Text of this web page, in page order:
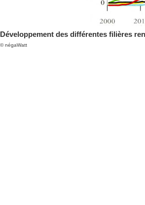
Développement des différentes filières
© négaWatt